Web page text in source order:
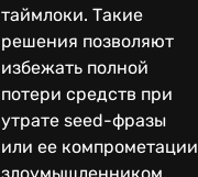
таймлоки. Такие
решения позволяют
избежать полной
потери средств при
утрате seed-фразы
или ее компрометации